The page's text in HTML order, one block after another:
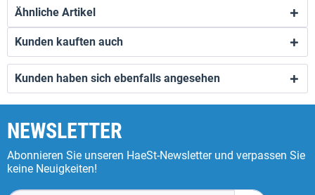
Ähnliche Artikel
Kunden kauften auch
Kunden haben sich ebenfalls angesehen
NEWSLETTER
Abonnieren Sie unseren HaeSt-Newsletter und verpassen Sie
keine Neuigkeiten!